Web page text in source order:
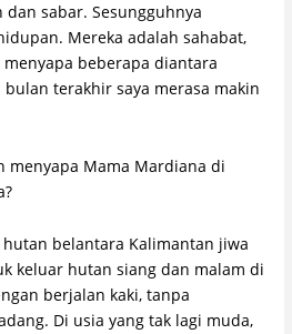
sabar. Sesungguhnya
Mereka adalah sahabat,
beberapa diantara
terakhir saya merasa makin
menyapa Mama Mardiana di
hutan belantara Kalimantan jiwa
keluar hutan siang dan malam di
berjalan kaki, tanpa
Di usia yang tak lagi muda,